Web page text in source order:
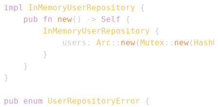
impl InMemoryUserRepository
{
pub
fn new( ) -> Self
{
InMemoryUserRepository
{
            users
: Arc :: new(Mutex :: new(
}
}
}
pub enum UserRepositoryError
{